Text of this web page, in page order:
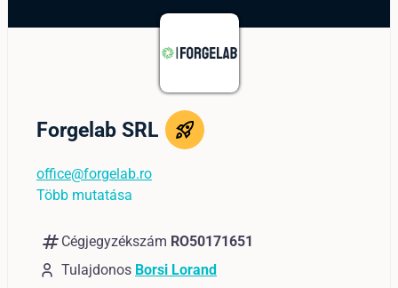
Forgelab SRL
office@forgelab.ro
Több mutatása
numbers Cégjegyzékszám RO50171651
Tulajdonos Borsi Lorand